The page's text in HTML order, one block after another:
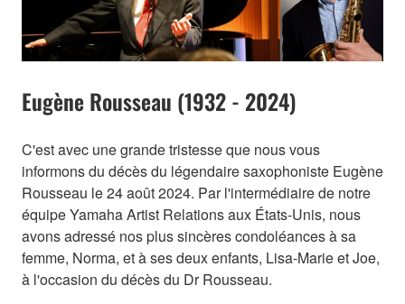
Eugène Rousseau (1932 - 2024)
C'est avec une grande tristesse que nous vous
informons du décès du légendaire saxophoniste Eugène
Rousseau le 24 août 2024. Par l'intermédiaire de notre
équipe Yamaha Artist Relations aux États-Unis, nous
avons adressé nos plus sincères condoléances à sa
femme, Norma, et à ses deux enfants, Lisa-Marie et Joe,
à l'occasion du décès du Dr Rousseau.